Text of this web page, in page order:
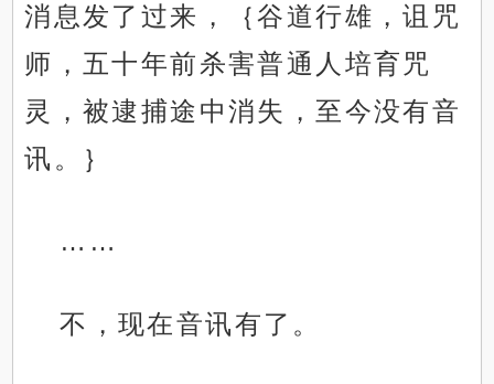
消息发了过来，｛谷道行雄，诅咒
师，五十年前杀害普通人培育咒
灵，被逮捕途中消失，至今没有音
讯。｝
……
不，现在音讯有了。